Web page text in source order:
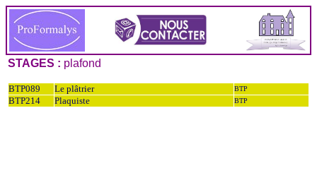
STAGES : plafond
BTP089 Le plâtrier BTP
BTP214 Plaquiste BTP